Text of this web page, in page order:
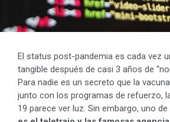
El status post-pandemia es cada vez
tangible después de casi 3 años de
Para nadie es un secreto que la
junto con los programas de refuerzo,
19 parece ver luz. Sin embargo, uno